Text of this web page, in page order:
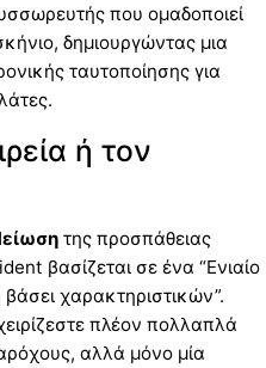
που ομαδοποιεί
δημιουργώντας μια
ταυτοποίησης για
ή τον
της προσπάθειας
βασίζεται σε ένα “Ενιαίο
χαρακτηριστικών”.
πλέον πολλαπλά
αλλά μόνο μία